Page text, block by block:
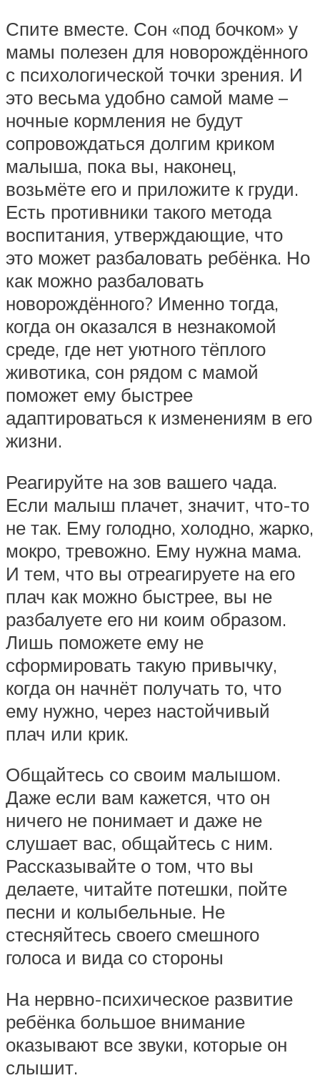
Спите вместе. Сон «под бочком» у
мамы полезен для новорождённого
с психологической точки зрения. И
это весьма удобно самой маме –
ночные кормления не будут
сопровождаться долгим криком
малыша, пока вы, наконец,
возьмёте его и приложите к груди.
Есть противники такого метода
воспитания, утверждающие, что
это может разбаловать ребёнка. Но
как можно разбаловать
новорождённого? Именно тогда,
когда он оказался в незнакомой
среде, где нет уютного тёплого
животика, сон рядом с мамой
поможет ему быстрее
адаптироваться к изменениям в его
жизни.
Реагируйте на зов вашего чада.
Если малыш плачет, значит, что-то
не так. Ему голодно, холодно, жарко,
мокро, тревожно. Ему нужна мама.
И тем, что вы отреагируете на его
плач как можно быстрее, вы не
разбалуете его ни коим образом.
Лишь поможете ему не
сформировать такую привычку,
когда он начнёт получать то, что
ему нужно, через настойчивый
плач или крик.
Общайтесь со своим малышом.
Даже если вам кажется, что он
ничего не понимает и даже не
слушает вас, общайтесь с ним.
Рассказывайте о том, что вы
делаете, читайте потешки, пойте
песни и колыбельные. Не
стесняйтесь своего смешного
голоса и вида со стороны
На нервно-психическое развитие
ребёнка большое внимание
оказывают все звуки, которые он
слышит.